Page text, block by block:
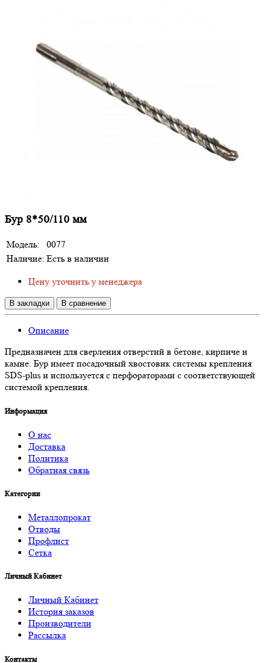
Бур 8*50/110 мм
Модель:
0077
Наличие: Есть в наличии
Цену уточнить у менеджера
В закладки В сравнение
Описание
Предназначен для сверления отверстий в бетоне, кирпиче и
камне. Бур имеет посадочный хвостовик системы крепления
SDS-plus и используется с перфораторами с соответствующей
системой крепления.
Информация
О нас
Доставка
Политика
Обратная связь
Категории
Металлопрокат
Отводы
Профлист
Сетка
Личный Кабинет
Личный Кабинет
История заказов
Производители
Рассылка
Контакты